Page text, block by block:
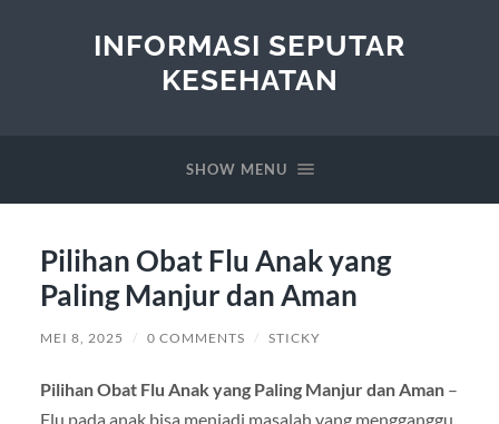
INFORMASI SEPUTAR
KESEHATAN
SHOW MENU
Pilihan Obat Flu Anak yang
Paling Manjur dan Aman
MEI 8, 2025 / 0 COMMENTS / STICKY
Pilihan Obat Flu Anak yang Paling Manjur dan Aman–
Flu pada anak bisa menjadi masalah yang mengganggu,